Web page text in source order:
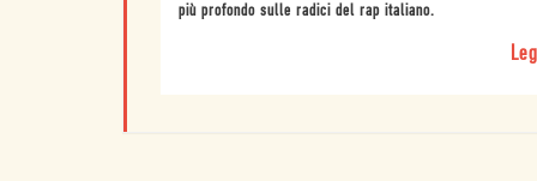
più profondo sulle radici del rap italiano.